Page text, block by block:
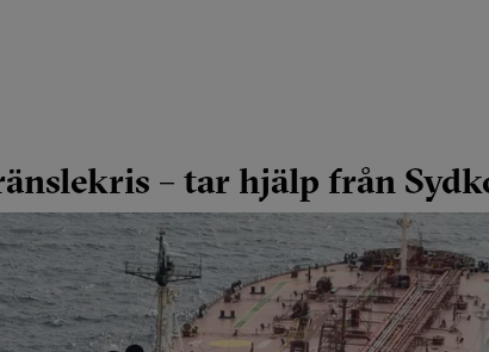
– tar hjälp från